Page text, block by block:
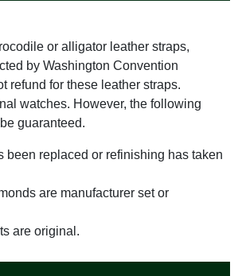
or alligator leather straps,
by Washington Convention
refund for these leather straps.
watches. However, the following
guaranteed.
been replaced or refinishing has taken
are manufacturer set or
are original.